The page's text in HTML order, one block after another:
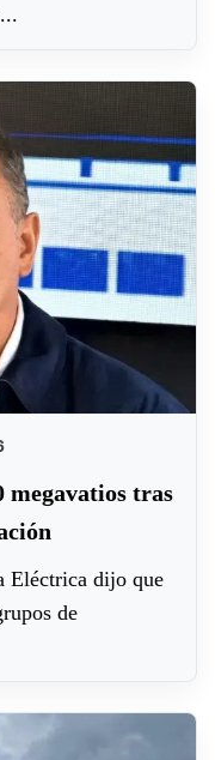
megavatios tras
Eléctrica dijo que
de